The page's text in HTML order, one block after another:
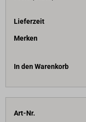
Lieferzeit
Merken
In den Warenkorb
Art-Nr.